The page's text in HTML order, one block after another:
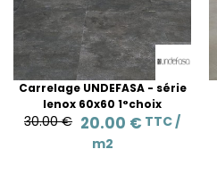
Carrelage UNDEFASA - série
lenox 60x60 1°choix
30.00 € 20.00 € TTC /
m2